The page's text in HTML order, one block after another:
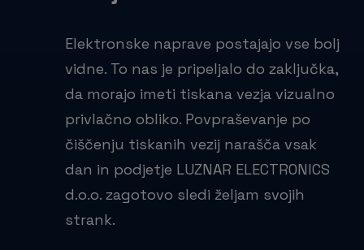
Elektronske naprave postajajo vse bolj
vidne. To nas je pripeljalo do zaključka,
da morajo imeti tiskana vezja vizualno
privlačno obliko. Povpraševanje po
čiščenju tiskanih vezij narašča vsak
dan in podjetje LUZNAR ELECTRONICS
d.o.o. zagotovo sledi željam svojih
strank.